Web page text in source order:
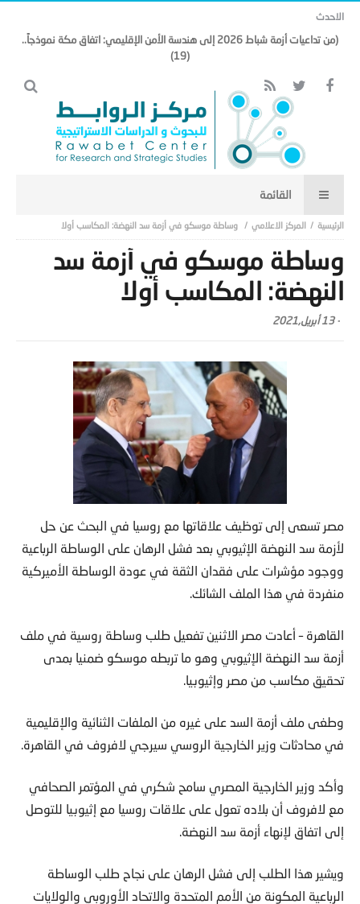
الاحدث
(من تداعيات أزمة شباط 2026 إلى هندسة الأمن الإقليمي: اتفاق مكة نموذجاً..
(19)
المركز الاعلامي وساطة موسكو في أزمة سد النهضة: المكاسب أولا
وساطة موسكو في أزمة سد
النهضة: المكاسب أولا
-13 أبريل,2021
مصر تسعى إلى توظيف علاقاتها مع روسيا في البحث عن حل
لأزمة سد النهضة الإثيوبي بعد فشل الرهان على الوساطة الرباعية
ووجود مؤشرات على فقدان الثقة في عودة الوساطة الأميركية
منفردة في هذا الملف الشائك.
القاهرة – أعادت مصر الاثنين تفعيل طلب وساطة روسية في ملف
أزمة سد النهضة الإثيوبي وهو ما تربطه موسكو ضمنيا بمدى
تحقيق مكاسب من مصر وإثيوبيا.
وطغى ملف أزمة السد على غيره من الملفات الثنائية والإقليمية
في محادثات وزير الخارجية الروسي سيرجي لافروف في القاهرة.
وأكد وزير الخارجية المصري سامح شكري في المؤتمر الصحافي
مع لافروف أن بلاده تعول على علاقات روسيا مع إثيوبيا للتوصل
إلى اتفاق لإنهاء أزمة سد النهضة.
ويشير هذا الطلب إلى فشل الرهان على نجاح طلب الوساطة
الرباعية المكونة من الأمم المتحدة والاتحاد الأوروبي والولايات